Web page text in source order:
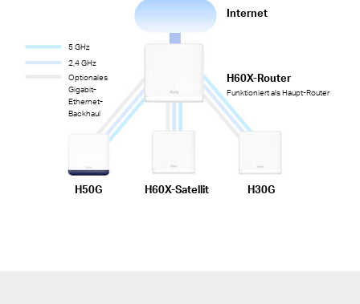
Internet
H60X-Router
Funktioniert als Haupt-Router
H60X-Satellit H30G
H50G
5 GHz
2,4 GHz
Optionales
Gigabit-
Ethernet-
Backhaul